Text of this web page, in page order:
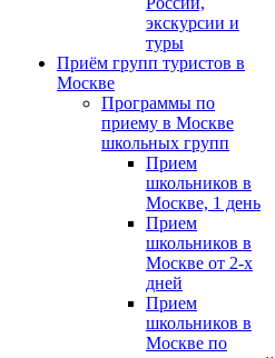
экскурсии и
туры
Приём групп туристов в
Москве
Программы по
приему в Москве
школьных групп
Прием
школьников в
Москве, 1 день
Прием
школьников в
Москве от 2-х
дней
Прием
школьников в
Москве по